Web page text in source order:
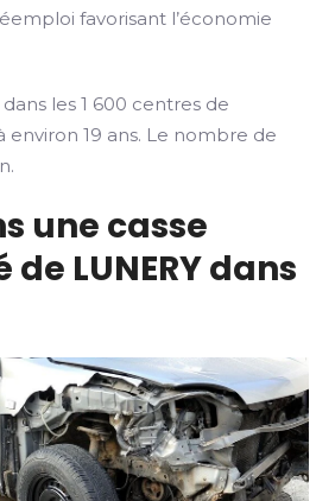
favorisant l’économie
les 1 600 centres de
environ 19 ans. Le nombre de
une casse
LUNERY dans